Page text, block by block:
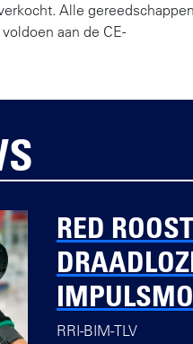
Alle gereedschappen
aan de CE-
RED
RRI-BIM-TLV